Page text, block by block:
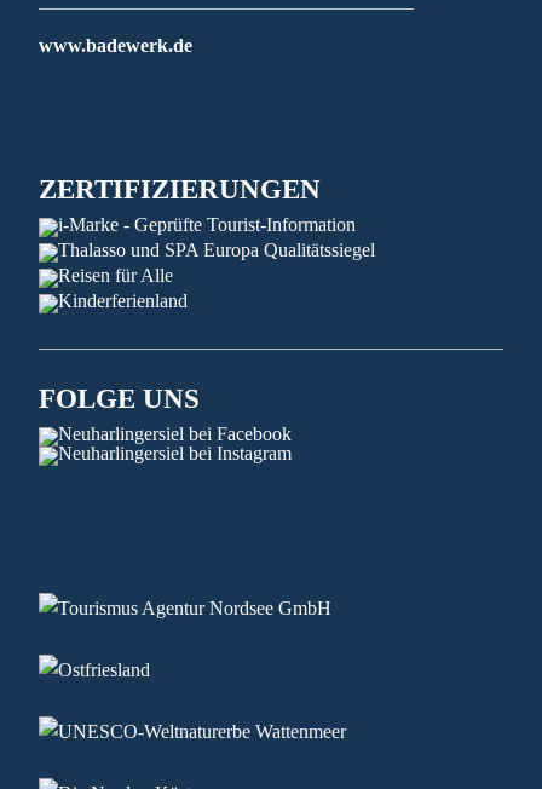
www.badewerk.de
ZERTIFIZIERUNGEN
FOLGE UNS